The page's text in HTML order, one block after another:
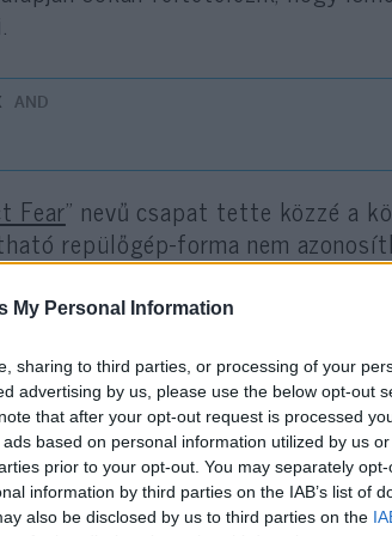
My Personal Information
sharing to third parties, or processing of your
advertising by us, please use the below opt-out
that after your opt-out request is processed
based on personal information utilized by us
prior to your opt-out. You may separately
information by third parties on the IAB’s list of
also be disclosed by us to third parties on the
Fear” nevű csapat tette közzé a
repülőgép-forma nem
nincs hagyományos
főszárnyai vannak,
Mindent letarol az F-
amerikai